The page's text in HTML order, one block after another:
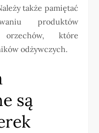
także pamiętać
produktów
orzechów, które
odżywczych.
są